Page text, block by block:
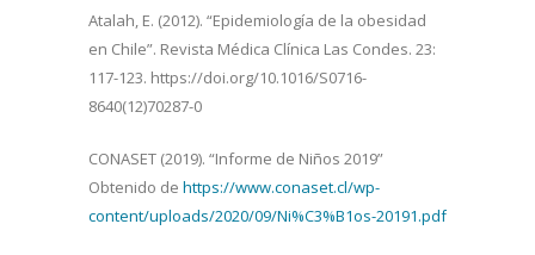
Atalah, E. (2012). “Epidemiología de la obesidad
en Chile”. Revista Médica Clínica Las Condes. 23:
117-123. https://doi.org/10.1016/S0716-
8640(12)70287-0
CONASET (2019). “Informe de Niños 2019”
Obtenido de https://www.conaset.cl/wp-
content/uploads/2020/09/Ni%C3%B1os-20191.pdf